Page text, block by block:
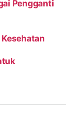
Pengganti